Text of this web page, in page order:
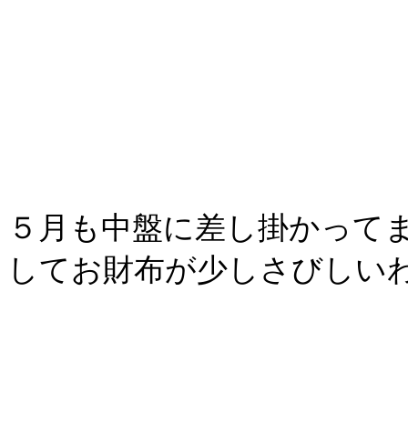
５月も中盤に差し掛かって
してお財布が少しさびしい